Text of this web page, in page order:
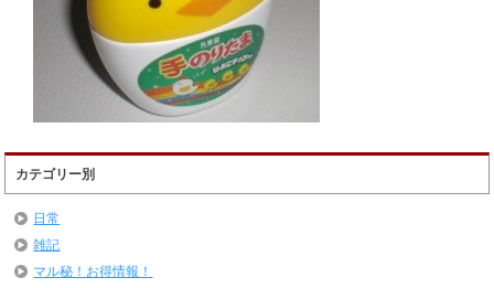
カテゴリー別
日常
雑記
マル秘！お得情報！